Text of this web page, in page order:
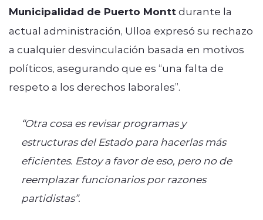
Municipalidad de Puerto Monttdurante la
actual administración, Ulloa expresó su rechazo
a cualquier desvinculación basada en motivos
políticos, asegurando que es “una falta de
respeto a los derechos laborales”.
“Otra cosa es revisar programas y
estructuras del Estado para hacerlas más
eficientes. Estoy a favor de eso, pero no de
reemplazar funcionarios por razones
partidistas”.